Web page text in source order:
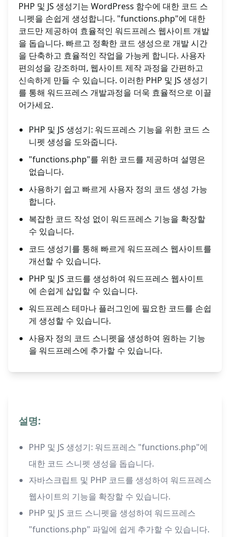
PHP 및 JS 생성기는 WordPress 함수에 대한 코드 스
니펫을 손쉽게 생성합니다. "functions.php"에 대한
코드만 제공하여 효율적인 워드프레스 웹사이트 개발
을 돕습니다. 빠르고 정확한 코드 생성으로 개발 시간
을 단축하고 효율적인 작업을 가능케 합니다. 사용자
편의성을 강조하며, 웹사이트 제작 과정을 간편하고
신속하게 만들 수 있습니다. 이러한 PHP 및 JS 생성기
를 통해 워드프레스 개발과정을 더욱 효율적으로 이끌
어가세요.
PHP 및 JS 생성기: 워드프레스 기능을 위한 코드 스
니펫 생성을 도와줍니다.
"functions.php"를 위한 코드를 제공하며 설명은
없습니다.
사용하기 쉽고 빠르게 사용자 정의 코드 생성 가능
합니다.
복잡한 코드 작성 없이 워드프레스 기능을 확장할
수 있습니다.
코드 생성기를 통해 빠르게 워드프레스 웹사이트를
개선할 수 있습니다.
PHP 및 JS 코드를 생성하여 워드프레스 웹사이트
에 손쉽게 삽입할 수 있습니다.
워드프레스 테마나 플러그인에 필요한 코드를 손쉽
게 생성할 수 있습니다.
사용자 정의 코드 스니펫을 생성하여 원하는 기능
을 워드프레스에 추가할 수 있습니다.
설명:
PHP 및 JS 생성기: 워드프레스 "functions.php"에
대한 코드 스니펫 생성을 돕습니다.
자바스크립트 및 PHP 코드를 생성하여 워드프레스
웹사이트의 기능을 확장할 수 있습니다.
PHP 및 JS 코드 스니펫을 생성하여 워드프레스
"functions.php" 파일에 쉽게 추가할 수 있습니다.